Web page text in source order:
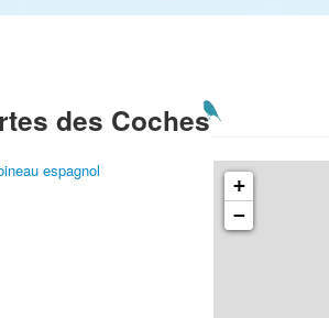
des Coches
espagnol
+
−